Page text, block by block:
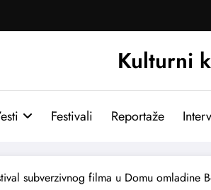
Kulturni
Festivali Reportaže
subverzivnog filma u Domu omladine